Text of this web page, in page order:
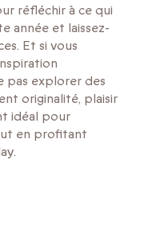
réfléchir à ce qui
année et laissez-
Et si vous
pas explorer des
originalité, plaisir
idéal pour
en profitant